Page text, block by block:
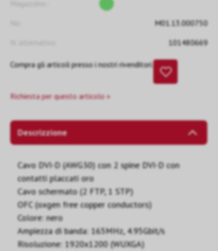
M01.13.000750
101480669
Compra gli articoli presso i nostri rivenditori.
Richiesta per questo articolo »
Descrizzione
Cavo DVI-D (AWG30) con 2 spine DVI-D con
contatti placcati oro
Cavo schermato (2 FTP, 1 STP)
OFC (oxgen free copper conductors)
Colore: nero
Ampiezza di banda: 165MHz, 4.95Gbit/s
Risoluzione: 1920x1200 (WUXGA)